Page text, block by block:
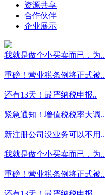
资源共享
合作伙伴
企业展示
我就是做个小买卖而已，为..
重磅！营业税条例将正式被..
还有13天！最严纳税申报..
紧急通知！增值税税率大调..
新注册公司没业务可以不用..
我就是做个小买卖而已，为..
重磅！营业税条例将正式被..